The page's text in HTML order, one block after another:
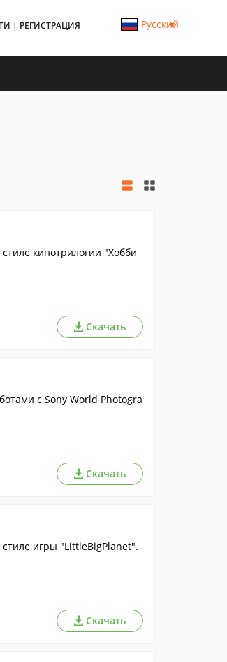
| РЕГИСТРАЦИЯ Русский
кинотрилогии "Хобби
Скачать
с Sony World Photogra
Скачать
игры "LittleBigPlanet".
Скачать